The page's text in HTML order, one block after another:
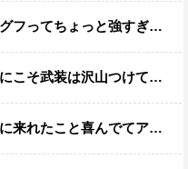
ちょっと強すぎじゃない？
装は沢山つけてほしいよね
連邦もやってることヤバくない？ってなる